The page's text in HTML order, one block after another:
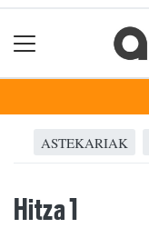
ASTEKARIAK
Hitza 1